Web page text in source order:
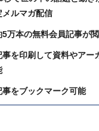
メルマガ配信
5万本の無料会員記事が
事を印刷して資料やアー
事をブックマーク可能